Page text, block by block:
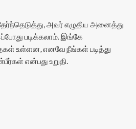
அவர் எழுதிய அனைத்து
படிக்கலாம். இங்கே
உள்ளன, எனவே நீங்கள் படித்து
என்பது உறுதி.